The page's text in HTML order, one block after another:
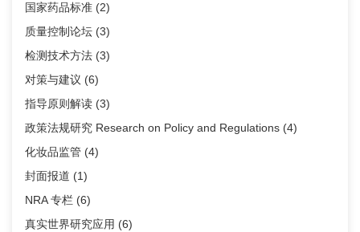
国家药品标准 (2)
质量控制论坛 (3)
检测技术方法 (3)
对策与建议 (6)
指导原则解读 (3)
政策法规研究 Research on Policy and Regulations (4)
化妆品监管 (4)
封面报道 (1)
NRA 专栏 (6)
真实世界研究应用 (6)